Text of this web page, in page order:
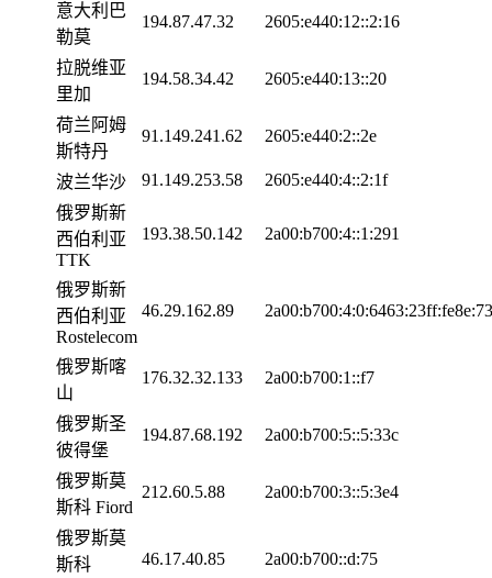
意大利巴
勒莫
194.87.47.32 2605:e440:12::2:16
拉脱维亚
里加
194.58.34.42 2605:e440:13::20
荷兰阿姆
斯特丹
91.149.241.62 2605:e440:2::2e
波兰华沙 91.149.253.58
2605:e440:4::2:1f
俄罗斯新
西伯利亚
TTK
193.38.50.142 2a00:b700:4::1:291
俄罗斯新
西伯利亚
Rostelecom
46.29.162.89
俄罗斯喀
山
176.32.32.133 2a00:b700:1::f7
俄罗斯圣
彼得堡
194.87.68.192 2a00:b700:5::5:33c
俄罗斯莫
斯科 Fiord
212.60.5.88 2a00:b700:3::5:3e4
俄罗斯莫
斯科
46.17.40.85 2a00:b700::d:75